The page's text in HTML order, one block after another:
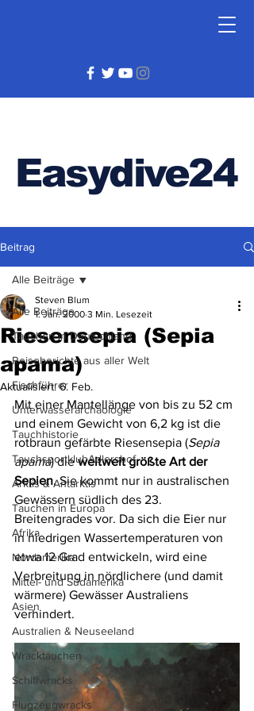
Easydive24
Beitrag
Alle Beiträge
Tauchen in Deutschland
Reiseberichte aus aller Welt
Fischführer
Unterwasserarchäologie
Tauchhistorie
TauchsportklubAdlershof
Arktis & Antarktis
Tauchen in Europa
Afrika
Nordamerika
Mittel- und Südamerika
Asien
Australien & Neuseeland
Wracktauchen
Schiffwracks
Flugzeugwracks
Alle Beiträge
Riesensepia (Sepia
apama)
Steven Blum
1. Jan. 2000 3 Min. Lesezeit
Aktualisiert:6. Feb.
Mit einer Mantellänge von bis zu 52 cm
und einem Gewicht von 6,2 kg ist die
rotbraun gefärbte Riesensepia (Sepia
apama) die weltweit größte Art der
Sepien. Sie kommt nur in australischen
Gewässern südlich des 23.
Breitengrades vor. Da sich die Eier nur
in niedrigen Wassertemperaturen von
etwa 12 Grad entwickeln, wird eine
Verbreitung in nördlichere (und damit
wärmere) Gewässer Australiens
verhindert.